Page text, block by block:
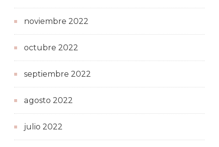
noviembre 2022
octubre 2022
septiembre 2022
agosto 2022
julio 2022